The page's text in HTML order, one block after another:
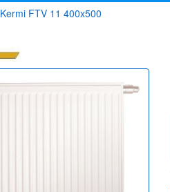
Kermi FTV 11 400x500